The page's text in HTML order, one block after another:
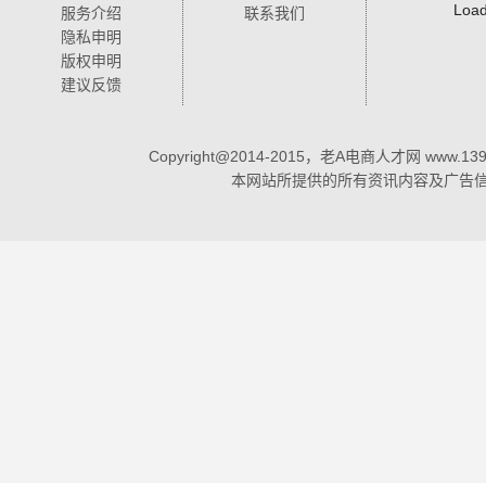
服务介绍
隐私申明
版权申明
建议反馈
联系我们
Copyright@2014-2015，老A电商人才网
本网站所提供的所有资讯内容及广告